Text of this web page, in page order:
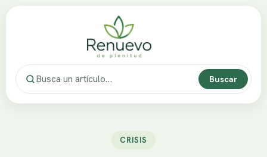
Buscar
CRISIS